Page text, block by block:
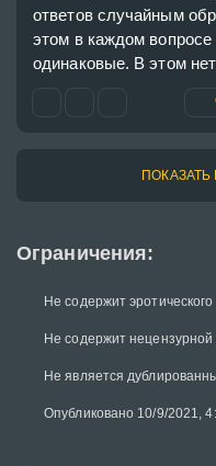
Ограничения:
Не содержит
Не содержит нецензурной
Не является
Опубликовано 10/9/2021,
ответов случайным
этом в каждом вопросе
одинаковые. В этом